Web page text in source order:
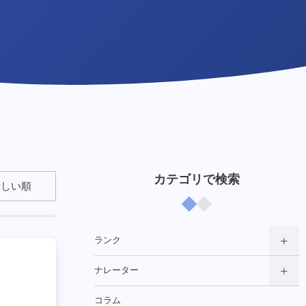
カテゴリで検索
ランク
ナレーター
コラム